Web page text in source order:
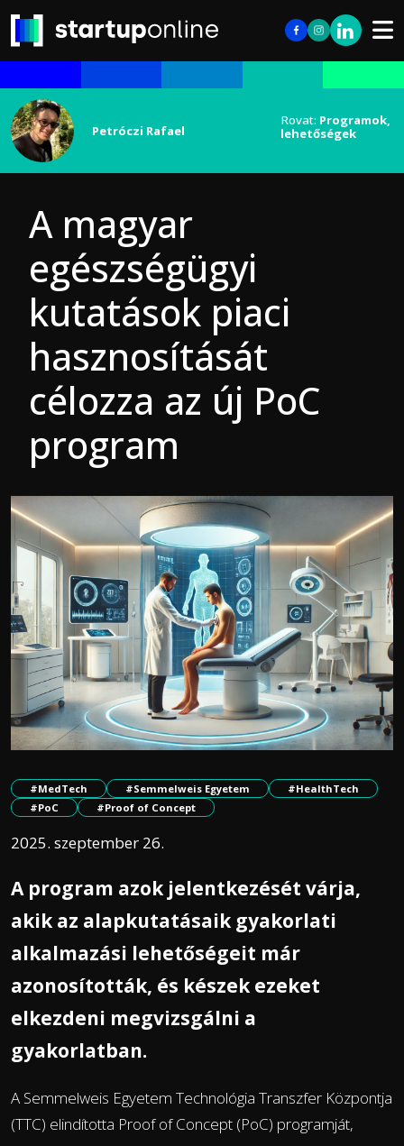
Petróczi Rafael
Rovat: Programok,
lehetőségek
A magyar
egészségügyi
kutatások piaci
hasznosítását
célozza az új PoC
program
#MedTech #Semmelweis Egyetem
#HealthTech
#PoC
#Proof of Concept
2025. szeptember 26.
A program azok jelentkezését várja,
akik az alapkutatásaik gyakorlati
alkalmazási lehetőségeit már
azonosították, és készek ezeket
elkezdeni megvizsgálni a
gyakorlatban.
A Semmelweis Egyetem Technológia Transzfer Központja
(TTC) elindította Proof of Concept (PoC) programját,